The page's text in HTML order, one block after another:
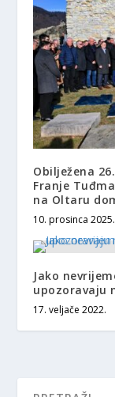
Obilježena
Franje
na Oltaru
10. prosinca 2025.
Jako
upozoravaju
17. veljače 2022.